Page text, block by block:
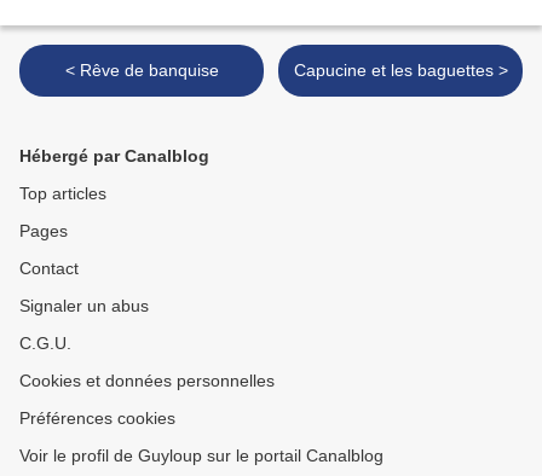
< Rêve de banquise Capucine et les baguettes >
Hébergé par Canalblog
Top articles
Pages
Contact
Signaler un abus
C.G.U.
Cookies et données personnelles
Préférences cookies
Voir le profil de Guyloup sur le portail Canalblog